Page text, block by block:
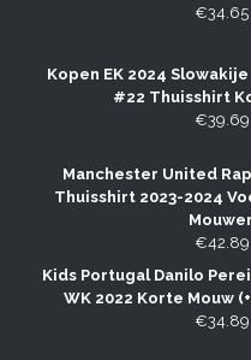
€34.65
Kopen EK 2024
#22 Thuisshirt
€39.69
Manchester United
Thuisshirt 2023-2024
€42.89
Kids Portugal Danilo
WK 2022 Korte Mouw
€34.89